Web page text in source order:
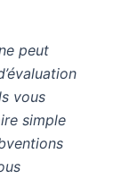
peut
vous
simple